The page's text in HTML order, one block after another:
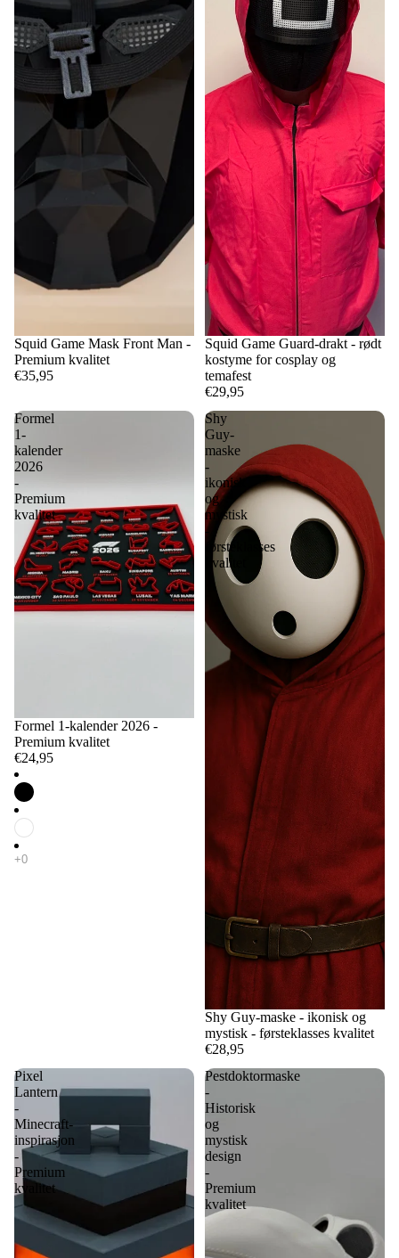
Squid Game Mask Front Man -
Premium kvalitet
€35,95
Squid Game Guard-drakt - rødt
kostyme for cosplay og
temafest
€29,95
Formel
1-
kalender
2026
-
Premium
kvalitet
Formel 1-kalender 2026 -
Premium kvalitet
€24,95
Shy
Guy-
maske
-
ikonisk
og
mystisk
-
førsteklasses
kvalitet
Shy Guy-maske - ikonisk og
mystisk - førsteklasses kvalitet
€28,95
Pixel
Lantern
-
Minecraft-
inspirasjon
-
Premium
kvalitet
Pestdoktormaske
-
Historisk
og
mystisk
design
-
Premium
kvalitet